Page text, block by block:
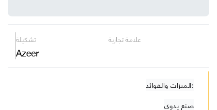
تشكيلة
Azeer
علامة تجارية
الميزات والفوائد:
صنع يدوي